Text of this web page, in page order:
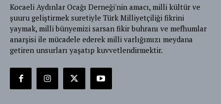
Kocaeli Aydınlar Ocağı Derneği'nin amacı, milli kültür ve
şuuru geliştirmek suretiyle Türk Milliyetçiliği fikrini
yaymak, milli bünyemizi sarsan fikir buhranı ve mefhumlar
anarşisi ile mücadele ederek milli varlığımızı meydana
getiren unsurları yaşatıp kuvvetlendirmektir.